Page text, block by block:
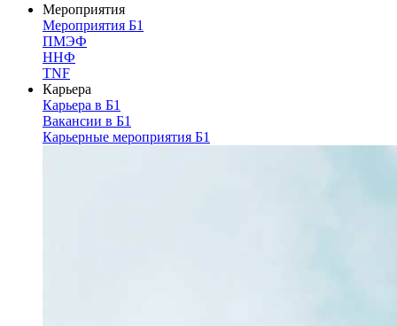
Мероприятия
Мероприятия Б1
ПМЭФ
ННФ
TNF
Карьера
Карьера в Б1
Вакансии в Б1
Карьерные мероприятия Б1